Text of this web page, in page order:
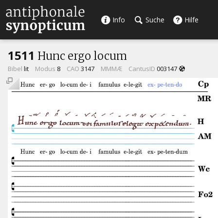
Info Suche Hilfe
1511 Hunc ergo locum
Bibel lit Modus 8 CAO 3147 MMMÆ CantusID 003147